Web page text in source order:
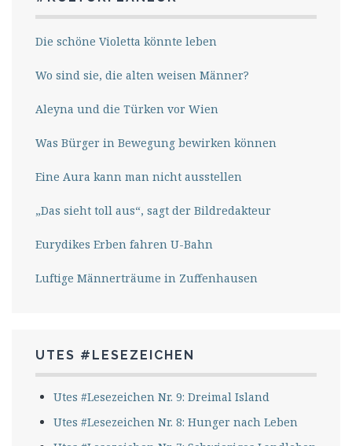
Die schöne Violetta könnte leben
Wo sind sie, die alten weisen Männer?
Aleyna und die Türken vor Wien
Was Bürger in Bewegung bewirken können
Eine Aura kann man nicht ausstellen
„Das sieht toll aus“, sagt der Bildredakteur
Eurydikes Erben fahren U-Bahn
Luftige Männerträume in Zuffenhausen
UTES #LESEZEICHEN
Utes #Lesezeichen Nr. 9: Dreimal Island
Utes #Lesezeichen Nr. 8: Hunger nach Leben